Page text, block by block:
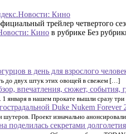
Кино
трейлер четвертого
Кино в рубрике Без
до двух штук этих овощей в свежем […]
января в нашем прокате вышли сразу
шутеров. Проект изначально